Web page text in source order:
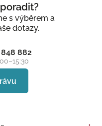
s výběrem a
dotazy.
882